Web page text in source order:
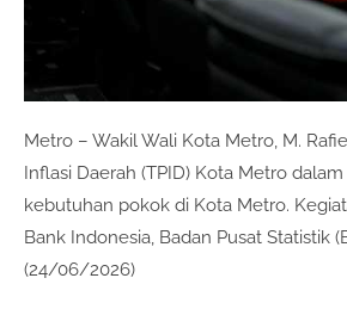
Metro – Wakil Wali Kota Metro, M.
Inflasi Daerah (TPID) Kota Metro
kebutuhan pokok di Kota Metro.
Bank Indonesia, Badan Pusat Statistik
(24/06/2026)